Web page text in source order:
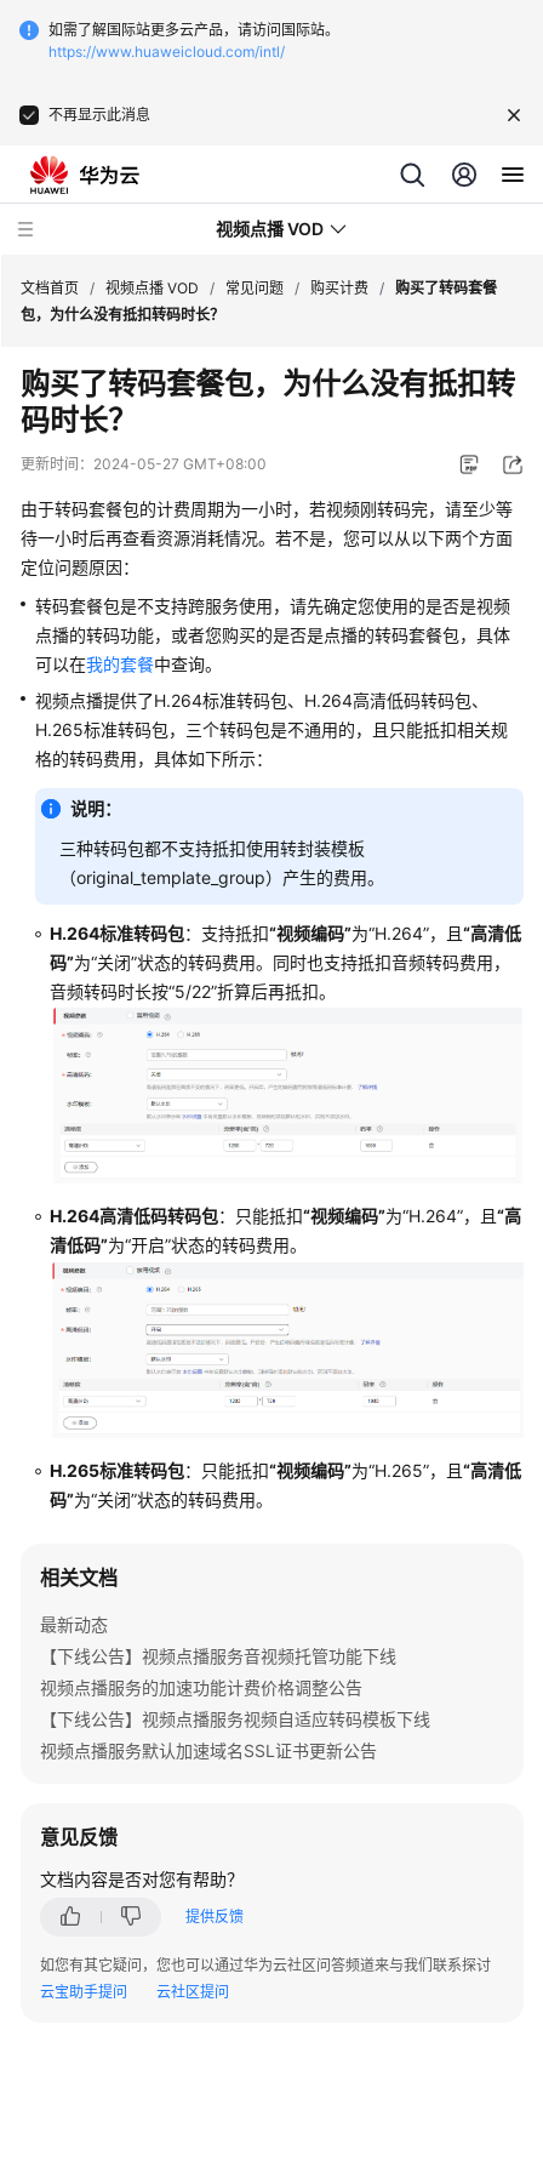
如需了解国际站更多云产品，请访问国际站。
https://www.huaweicloud.com/intl/
不再显示此消息
视频点播 VOD
新
动
服
公
告
产
品
介
绍
快
速
入
用
户
指
南
API
参
考
SDK
常
见
高
常
见
问
题
品
询
买
计
文档首页 / 视频点播 VOD / 常见问题 / 购买计费 / 购买了转码套餐
包，为什么没有抵扣转码时长？
购买了转码套餐包，为什么没有抵扣转
码时长？
更新时间： 2024-05-27 GMT+08:00
由于转码套餐包的计费周期为一小时，若视频刚转码完，请至少等
待一小时后再查看资源消耗情况。若不是，您可以从以下两个方面
定位问题原因：
转码套餐包是不支持跨服务使用，请先确定您使用的是否是视频
点播的转码功能，或者您购买的是否是点播的转码套餐包，具体
可以在我的套餐中查询。
视频点播提供了H.264标准转码包、H.264高清低码转码包、
H.265标准转码包，三个转码包是不通用的，且只能抵扣相关规
格的转码费用，具体如下所示：
说明：
三种转码包都不支持抵扣使用转封装模板
（original_template_group）产生的费用。
H.264标准转码包：支持抵扣“视频编码”为“H.264”，且“高清低
码”为“关闭”状态的转码费用。同时也支持抵扣音频转码费用，
音频转码时长按“5/22”折算后再抵扣。
H.264高清低码转码包：只能抵扣“视频编码”为“H.264”，且“高
清低码”为“开启”状态的转码费用。
H.265标准转码包：只能抵扣“视频编码”为“H.265”，且“高清低
码”为“关闭”状态的转码费用。
相关文档
最新动态
【下线公告】视频点播服务音视频托管功能下线
视频点播服务的加速功能计费价格调整公告
【下线公告】视频点播服务视频自适应转码模板下线
视频点播服务默认加速域名SSL证书更新公告
意见反馈
文档内容是否对您有帮助？
提供反馈
如您有其它疑问，您也可以通过华为云社区问答频道来与我们联系探讨
云宝助手提问
云社区提问